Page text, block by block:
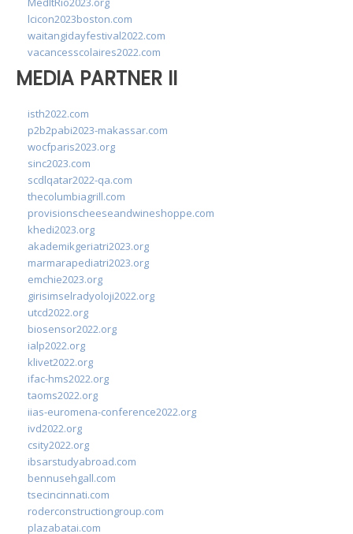
lcicon2023boston.com
waitangidayfestival2022.com
vacancesscolaires2022.com
MEDIA PARTNER II
isth2022.com
p2b2pabi2023-makassar.com
wocfparis2023.org
sinc2023.com
scdlqatar2022-qa.com
thecolumbiagrill.com
provisionscheeseandwineshoppe.com
khedi2023.org
akademikgeriatri2023.org
marmarapediatri2023.org
emchie2023.org
girisimselradyoloji2022.org
utcd2022.org
biosensor2022.org
ialp2022.org
klivet2022.org
ifac-hms2022.org
taoms2022.org
iias-euromena-conference2022.org
ivd2022.org
csity2022.org
ibsarstudyabroad.com
bennusehgall.com
tsecincinnati.com
roderconstructiongroup.com
plazabatai.com